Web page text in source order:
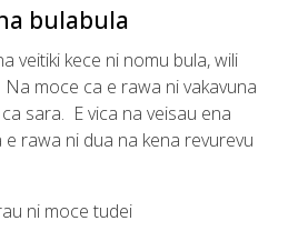
bulabula
veitiki kece ni nomu bula, wili
moce ca e rawa ni vakavuna
sara. E vica na veisau ena
e rawa ni dua na kena revurevu
ni moce tudei